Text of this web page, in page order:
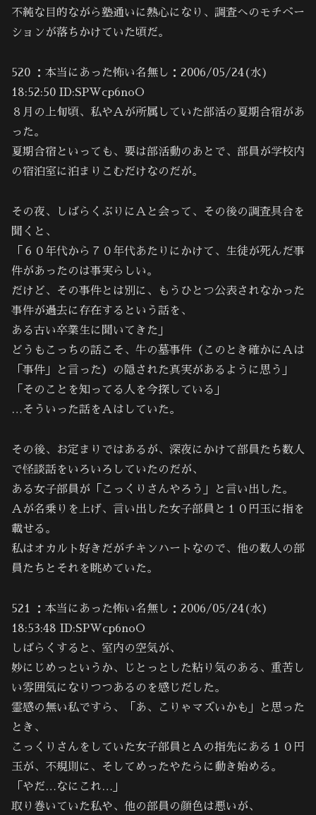
不純な目的ながら塾通いに熱心になり、調査へのモチベー
ションが落ちかけていた頃だ。
520 ：本当にあった怖い名無し：2006/05/24(水)
18:52:50 ID:SPWcp6noO
８月の上旬頃、私やＡが所属していた部活の夏期合宿があ
った。
夏期合宿といっても、要は部活動のあとで、部員が学校内
の宿泊室に泊まりこむだけなのだが。
その夜、しばらくぶりにＡと会って、その後の調査具合を
聞くと、
「６０年代から７０年代あたりにかけて、生徒が死んだ事
件があったのは事実らしい。
だけど、その事件とは別に、もうひとつ公表されなかった
事件が過去に存在するという話を、
ある古い卒業生に聞いてきた」
どうもこっちの話こそ、牛の墓事件（このとき確かにＡは
「事件」と言った）の隠された真実があるように思う」
「そのことを知ってる人を今探している」
…そういった話をＡはしていた。
その後、お定まりではあるが、深夜にかけて部員たち数人
で怪談話をいろいろしていたのだが、
ある女子部員が「こっくりさんやろう」と言い出した。
Ａが名乗りを上げ、言い出した女子部員と１０円玉に指を
載せる。
私はオカルト好きだがチキンハートなので、他の数人の部
員たちとそれを眺めていた。
521 ：本当にあった怖い名無し：2006/05/24(水)
18:53:48 ID:SPWcp6noO
しばらくすると、室内の空気が、
妙にじめっというか、じとっとした粘り気のある、重苦し
い雰囲気になりつつあるのを感じだした。
霊感の無い私ですら、「あ、こりゃマズいかも」と思った
とき、
こっくりさんをしていた女子部員とＡの指先にある１０円
玉が、不規則に、そしてめったやたらに動き始める。
「やだ…なにこれ…」
取り巻いていた私や、他の部員の顔色は悪いが、